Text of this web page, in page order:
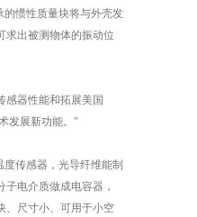
惯性质量块将与外壳发
求出被测物体的振动位
感器性能和拓展美国
发展新功能。"
传感器，光导纤维能制
电介质做成电容器，
、尺寸小、可用于小空